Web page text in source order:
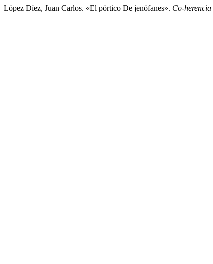
López Díez, Juan Carlos. «El pórtico De jenófanes». Co-herencia